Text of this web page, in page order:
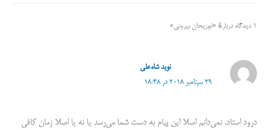
a
A
ok
1 دیدگاه دربارهٔ «ابوریحان بیرونی»
نوید شاه‌علی
29 سپتامبر 2018 در 18:48
درود استاد. نمی‌دانم اصلا این پیام به دست شما می‌رسد یا نه یا اصلا زمان کافی